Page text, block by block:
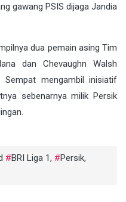
gawang PSIS dijaga Jandia
dua pemain asing Tim
dan Chevaughn Walsh
Sempat mengambil inisiatif
sebenarnya milik Persik
BRI Liga 1, Persik,